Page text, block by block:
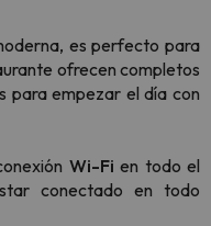
es perfecto para
ofrecen completos
para empezar el día con
Wi-Fi en todo el
conectado en todo